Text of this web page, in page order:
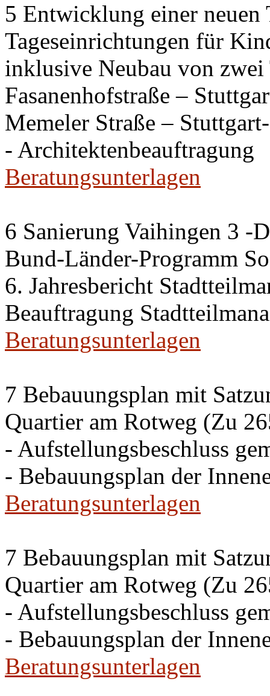
5 Entwicklung einer neuen
Tageseinrichtungen für
inklusive Neubau von
Fasanenhofstraße –
Memeler Straße –
- Architektenbeauftragung
Beratungsunterlagen
6 Sanierung Vaihingen 3 -
Bund-Länder-Programm
6. Jahresbericht
Beauftragung
Beratungsunterlagen
7 Bebauungsplan mit
Quartier am Rotweg (Zu
- Aufstellungsbeschluss
- Bebauungsplan der
Beratungsunterlagen
7 Bebauungsplan mit
Quartier am Rotweg (Zu
- Aufstellungsbeschluss
- Bebauungsplan der
Beratungsunterlagen